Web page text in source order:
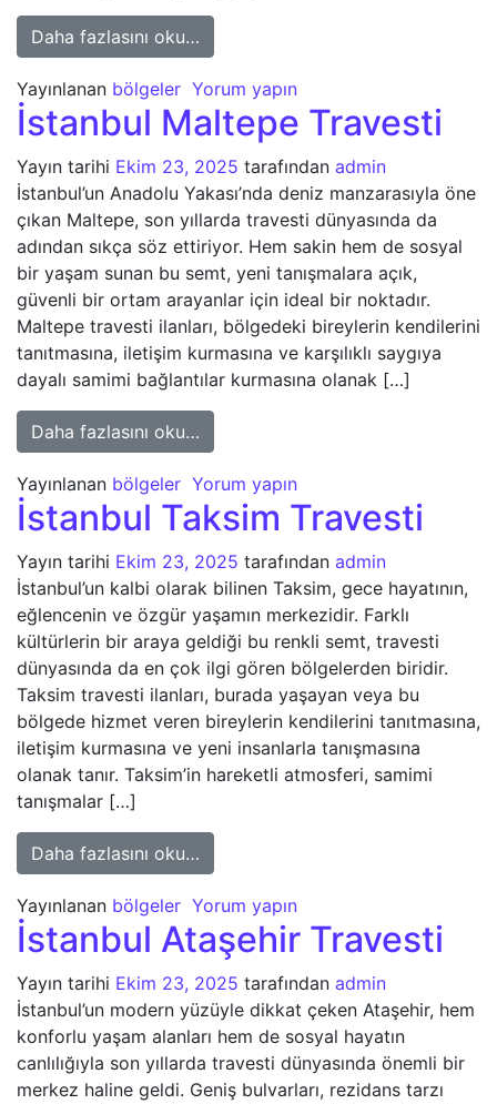
Daha fazlasını oku…
Yayınlanan bölgeler Yorum yapın
İstanbul Maltepe Travesti
Yayın tarihi Ekim 23, 2025 tarafından admin
İstanbul’un Anadolu Yakası’nda deniz manzarasıyla öne
çıkan Maltepe, son yıllarda travesti dünyasında da
adından sıkça söz ettiriyor. Hem sakin hem de sosyal
bir yaşam sunan bu semt, yeni tanışmalara açık,
güvenli bir ortam arayanlar için ideal bir noktadır.
Maltepe travesti ilanları, bölgedeki bireylerin kendilerini
tanıtmasına, iletişim kurmasına ve karşılıklı saygıya
dayalı samimi bağlantılar kurmasına olanak […]
Daha fazlasını oku…
Yayınlanan bölgeler Yorum yapın
İstanbul Taksim Travesti
Yayın tarihi Ekim 23, 2025 tarafından admin
İstanbul’un kalbi olarak bilinen Taksim, gece hayatının,
eğlencenin ve özgür yaşamın merkezidir. Farklı
kültürlerin bir araya geldiği bu renkli semt, travesti
dünyasında da en çok ilgi gören bölgelerden biridir.
Taksim travesti ilanları, burada yaşayan veya bu
bölgede hizmet veren bireylerin kendilerini tanıtmasına,
iletişim kurmasına ve yeni insanlarla tanışmasına
olanak tanır. Taksim’in hareketli atmosferi, samimi
tanışmalar […]
Daha fazlasını oku…
Yayınlanan bölgeler Yorum yapın
İstanbul Ataşehir Travesti
Yayın tarihi Ekim 23, 2025 tarafından admin
İstanbul’un modern yüzüyle dikkat çeken Ataşehir, hem
konforlu yaşam alanları hem de sosyal hayatın
canlılığıyla son yıllarda travesti dünyasında önemli bir
merkez haline geldi. Geniş bulvarları, rezidans tarzı